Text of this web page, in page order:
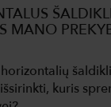
MANO
kuris